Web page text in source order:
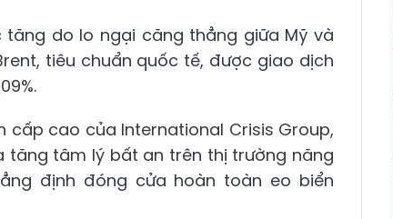
tăng do lo ngại căng thẳng giữa Mỹ và
tiêu chuẩn quốc tế, được giao dịch
cấp cao của International Crisis Group,
tăng tâm lý bất an trên thị trường năng
định đóng cửa hoàn toàn eo biển